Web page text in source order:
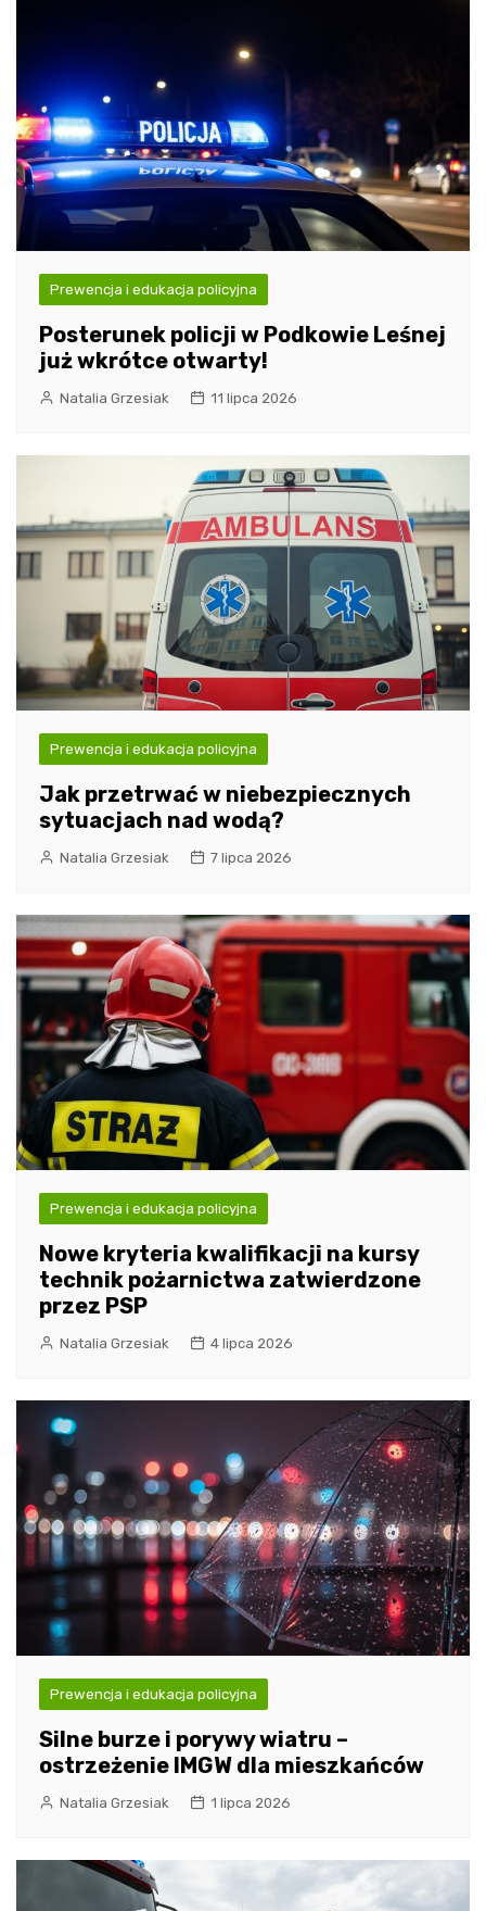
Prewencja i edukacja policyjna
Posterunek policji w Podkowie Leśnej
już wkrótce otwarty!
Natalia Grzesiak 11 lipca 2026
Prewencja i edukacja policyjna
Jak przetrwać w niebezpiecznych
sytuacjach nad wodą?
Natalia Grzesiak 7 lipca 2026
Prewencja i edukacja policyjna
Nowe kryteria kwalifikacji na kursy
technik pożarnictwa zatwierdzone
przez PSP
Natalia Grzesiak 4 lipca 2026
Prewencja i edukacja policyjna
Silne burze i porywy wiatru –
ostrzeżenie IMGW dla mieszkańców
Natalia Grzesiak 1 lipca 2026